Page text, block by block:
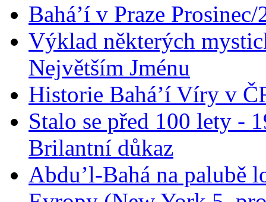
Bahá’í v Praze Prosinec/
Výklad některých
Největším Jménu
Historie Bahá’í Víry v
Stalo se před 100 lety -
Brilantní důkaz
Abdu’l-Bahá na palubě